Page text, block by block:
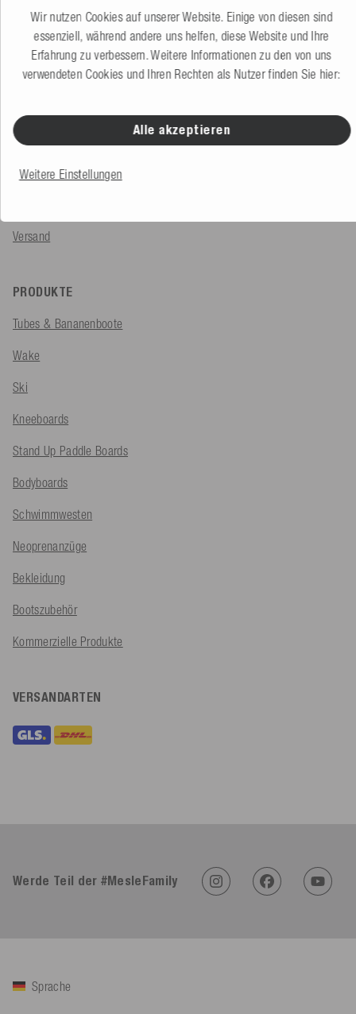
Produktberatung
+49 (0) 7424 60213 60
Kundenservice
+49 (0) 7424 60213 50
Zum Kontaktformular
SERVICE & INFOS
Bestellung
Versand
PRODUKTE
Tubes & Bananenboote
Wake
Ski
Kneeboards
Stand Up Paddle Boards
Bodyboards
Schwimmwesten
Neoprenanzüge
Bekleidung
Bootszubehör
Kommerzielle Produkte
VERSANDARTEN
Werde Teil der #MesleFamily
Sprache
Wir nutzen Cookies auf unserer Website. Einige von diesen sind
essenziell, während andere uns helfen, diese Website und Ihre
Erfahrung zu verbessern. Weitere Informationen zu den von uns
verwendeten Cookies und Ihren Rechten als Nutzer finden Sie hier:
Alle akzeptieren
Weitere Einstellungen